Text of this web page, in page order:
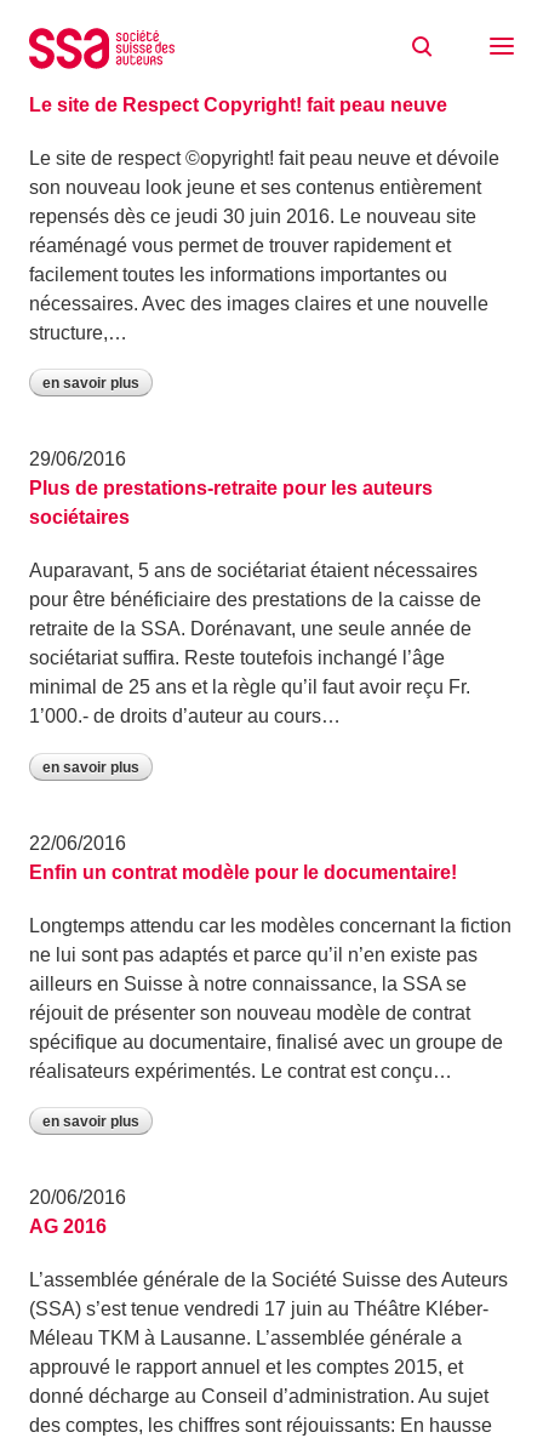
30/06/2016
Le site de Respect Copyright! fait peau neuve
Le site de respect ©opyright! fait peau neuve et dévoile
son nouveau look jeune et ses contenus entièrement
repensés dès ce jeudi 30 juin 2016. Le nouveau site
réaménagé vous permet de trouver rapidement et
facilement toutes les informations importantes ou
nécessaires. Avec des images claires et une nouvelle
structure,…
en savoir plus
29/06/2016
Plus de prestations-retraite pour les auteurs
sociétaires
Auparavant, 5 ans de sociétariat étaient nécessaires
pour être bénéficiaire des prestations de la caisse de
retraite de la SSA. Dorénavant, une seule année de
sociétariat suffira. Reste toutefois inchangé l’âge
minimal de 25 ans et la règle qu’il faut avoir reçu Fr.
1’000.- de droits d’auteur au cours…
en savoir plus
22/06/2016
Enfin un contrat modèle pour le documentaire!
Longtemps attendu car les modèles concernant la fiction
ne lui sont pas adaptés et parce qu’il n’en existe pas
ailleurs en Suisse à notre connaissance, la SSA se
réjouit de présenter son nouveau modèle de contrat
spécifique au documentaire, finalisé avec un groupe de
réalisateurs expérimentés. Le contrat est conçu…
en savoir plus
20/06/2016
AG 2016
L’assemblée générale de la Société Suisse des Auteurs
(SSA) s’est tenue vendredi 17 juin au Théâtre Kléber-
Méleau TKM à Lausanne. L’assemblée générale a
approuvé le rapport annuel et les comptes 2015, et
donné décharge au Conseil d’administration. Au sujet
des comptes, les chiffres sont réjouissants: En hausse